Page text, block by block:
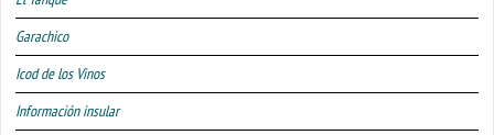
Garachico
Icod de los Vinos
Información insular